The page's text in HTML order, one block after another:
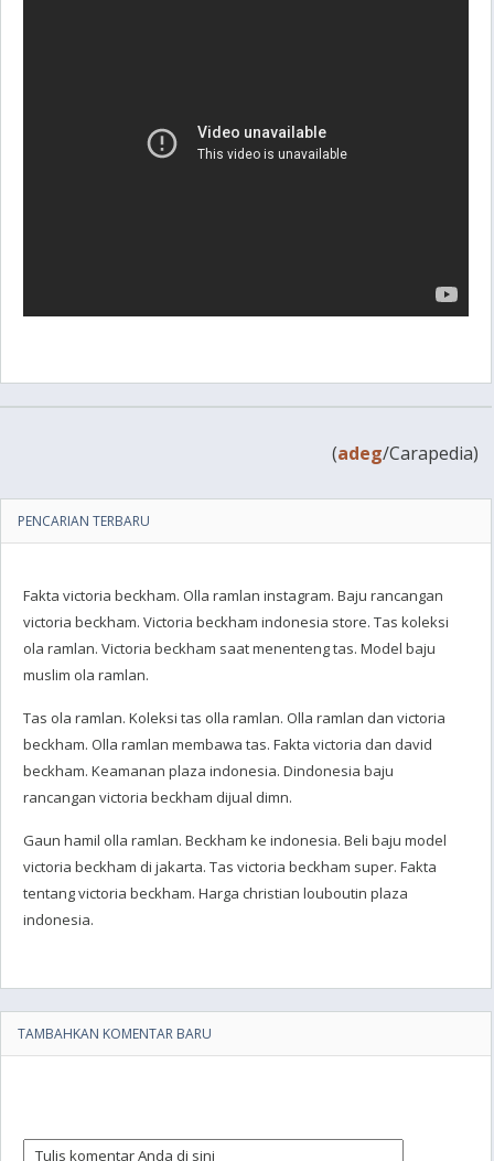
(adeg/Carapedia)
PENCARIAN TERBARU
Fakta victoria beckham. Olla ramlan instagram. Baju rancangan
victoria beckham. Victoria beckham indonesia store. Tas koleksi
ola ramlan. Victoria beckham saat menenteng tas. Model baju
muslim ola ramlan.
Tas ola ramlan. Koleksi tas olla ramlan. Olla ramlan dan victoria
beckham. Olla ramlan membawa tas. Fakta victoria dan david
beckham. Keamanan plaza indonesia. Dindonesia baju
rancangan victoria beckham dijual dimn.
Gaun hamil olla ramlan. Beckham ke indonesia. Beli baju model
victoria beckham di jakarta. Tas victoria beckham super. Fakta
tentang victoria beckham. Harga christian louboutin plaza
indonesia.
TAMBAHKAN KOMENTAR BARU